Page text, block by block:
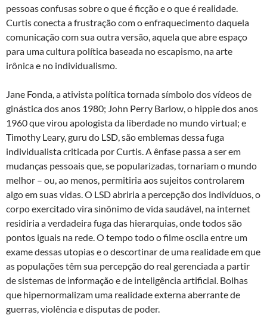
pessoas confusas sobre o que é ficção e o que é realidade.
Curtis conecta a frustração com o enfraquecimento daquela
comunicação com sua outra versão, aquela que abre espaço
para uma cultura política baseada no escapismo, na arte
irônica e no individualismo.
Jane Fonda, a ativista política tornada símbolo dos vídeos de
ginástica dos anos 1980; John Perry Barlow, o hippie dos anos
1960 que virou apologista da liberdade no mundo virtual; e
Timothy Leary, guru do LSD, são emblemas dessa fuga
individualista criticada por Curtis. A ênfase passa a ser em
mudanças pessoais que, se popularizadas, tornariam o mundo
melhor – ou, ao menos, permitiria aos sujeitos controlarem
algo em suas vidas. O LSD abriria a percepção dos indivíduos, o
corpo exercitado vira sinônimo de vida saudável, na internet
residiria a verdadeira fuga das hierarquias, onde todos são
pontos iguais na rede. O tempo todo o filme oscila entre um
exame dessas utopias e o descortinar de uma realidade em que
as populações têm sua percepção do real gerenciada a partir
de sistemas de informação e de inteligência artificial. Bolhas
que hipernormalizam uma realidade externa aberrante de
guerras, violência e disputas de poder.